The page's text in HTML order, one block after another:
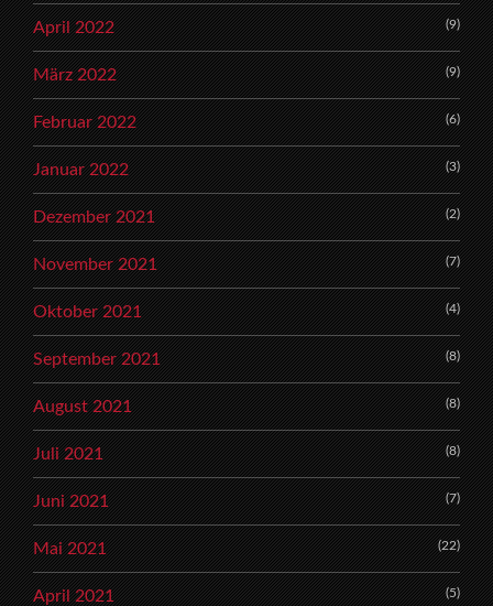
April 2022 (9)
März 2022 (9)
Februar 2022 (6)
Januar 2022 (3)
Dezember 2021 (2)
November 2021 (7)
Oktober 2021 (4)
September 2021 (8)
August 2021 (8)
Juli 2021 (8)
Juni 2021 (7)
Mai 2021 (22)
April 2021 (5)